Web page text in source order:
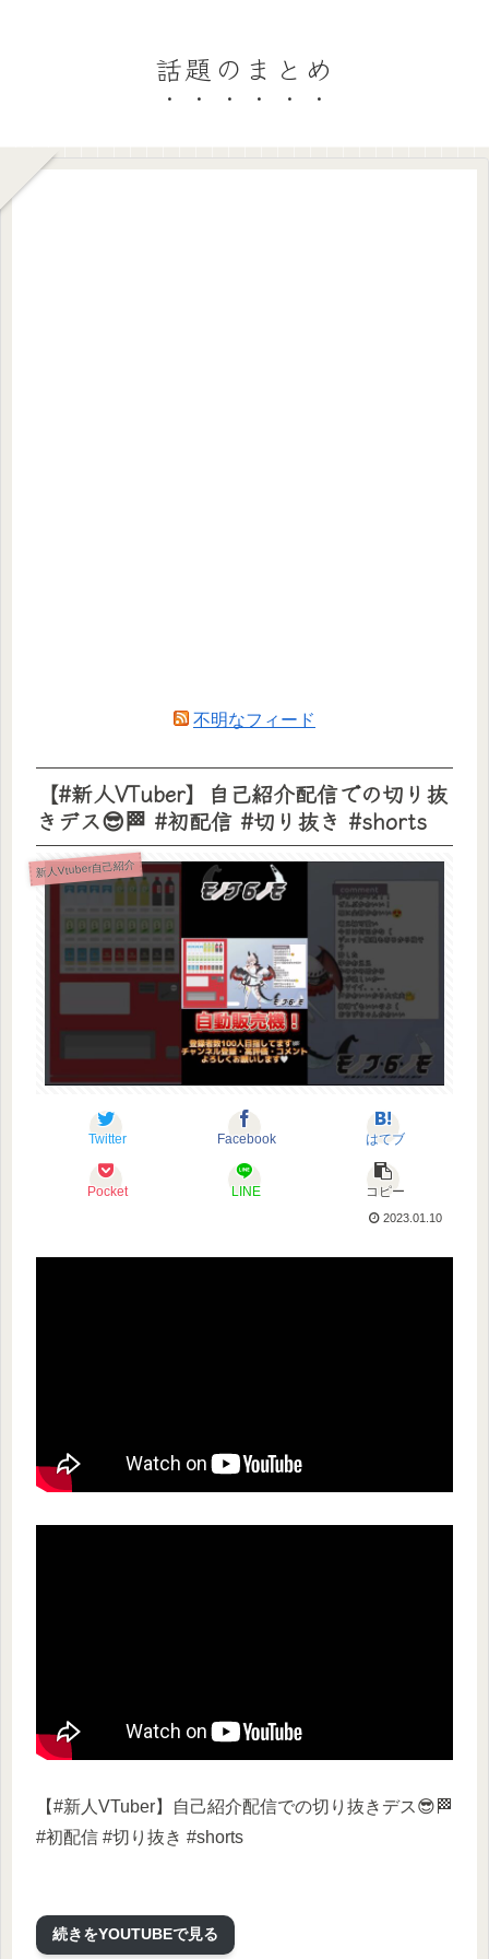
話題のまとめ
不明なフィード
【#新人VTuber】自己紹介配信での切り抜
きデス😎🏁 #初配信 #切り抜き #shorts
新人Vtuber自己紹介
Twitter Facebook はてブ
Pocket LINE コピー
2023.01.10
【#新人VTuber】自己紹介配信での切り抜きデス😎🏁
#初配信 #切り抜き #shorts
続きをYOUTUBEで見る